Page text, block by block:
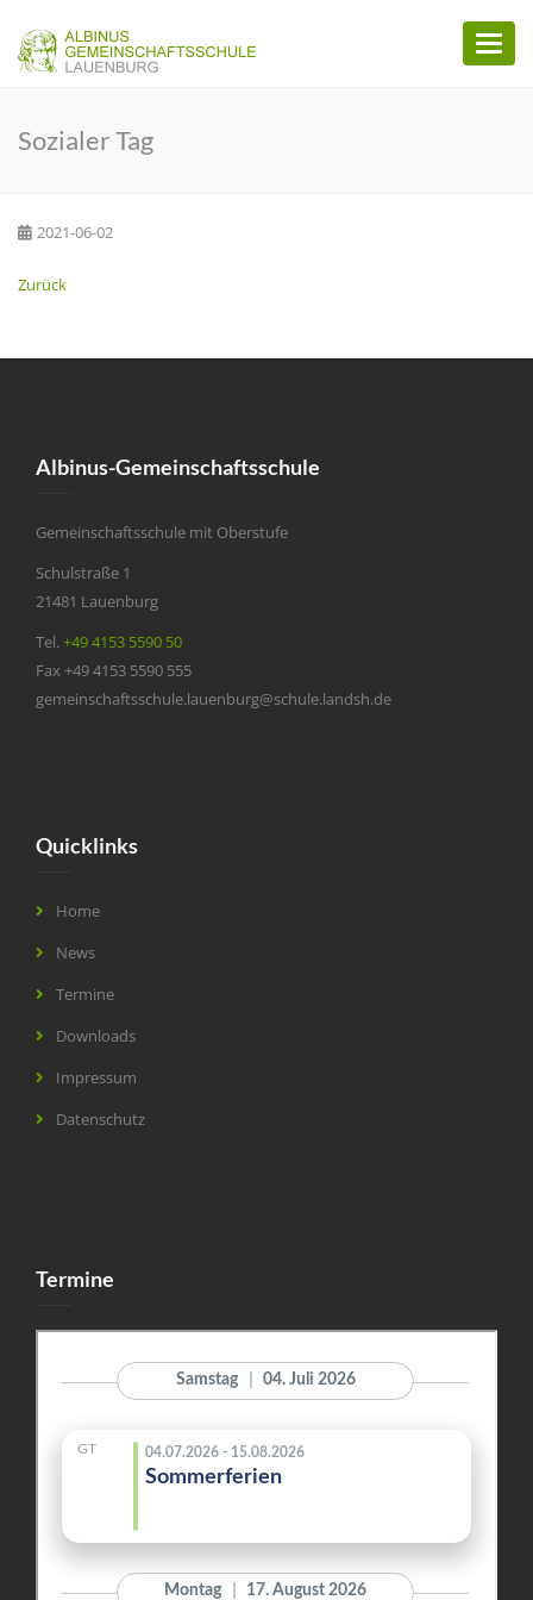
Toggle
Sozialer Tag
2021-06-02
Zurück
Albinus-Gemeinschaftsschule
Gemeinschaftsschule mit Oberstufe
Schulstraße 1
21481 Lauenburg
Tel.+49 4153 5590 50
Fax +49 4153 5590 555
gemeinschaftsschule.lauenburg@schule.landsh.de
Quicklinks
Home
News
Termine
Downloads
Impressum
Datenschutz
Termine